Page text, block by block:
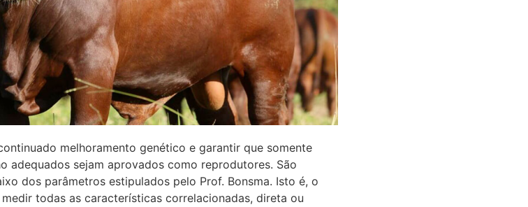
melhoramento genético e garantir que somente
adequados sejam aprovados como reprodutores. São
dos parâmetros estipulados pelo Prof. Bonsma. Isto é, o
todas as características correlacionadas, direta ou